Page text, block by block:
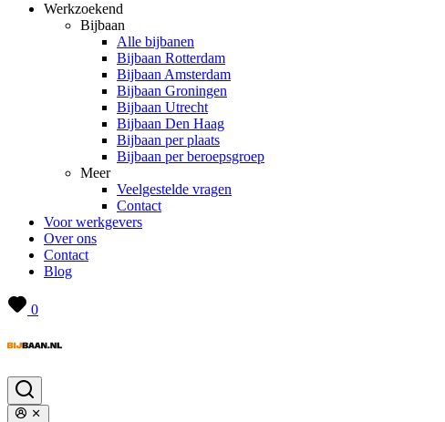
Werkzoekend
Bijbaan
Alle bijbanen
Bijbaan Rotterdam
Bijbaan Amsterdam
Bijbaan Groningen
Bijbaan Utrecht
Bijbaan Den Haag
Bijbaan per plaats
Bijbaan per beroepsgroep
Meer
Veelgestelde vragen
Contact
Voor werkgevers
Over ons
Contact
Blog
0